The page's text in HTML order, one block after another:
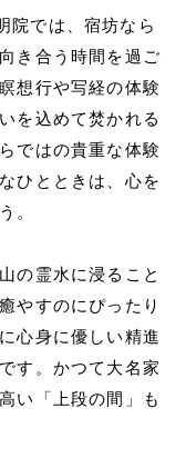
では、宿坊なら
き合う時間を過ご
想行や写経の体験
を込めて焚かれる
ではの貴重な体験
ひとときは、心を
。
の霊水に浸ること
やすのにぴったり
心身に優しい精進
す。かつて大名家
い「上段の間」も